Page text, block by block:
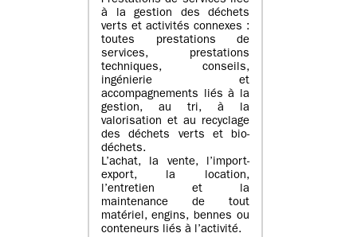
à la gestion des déchets
verts et activités connexes :
toutes prestations de
services, prestations
techniques, conseils,
ingénierie et
accompagnements liés à la
gestion, au tri, à la
valorisation et au recyclage
des déchets verts et bio-
déchets.
L’achat, la vente, l’import-
export, la location,
l’entretien et la
maintenance de tout
matériel, engins, bennes ou
conteneurs liés à l’activité.